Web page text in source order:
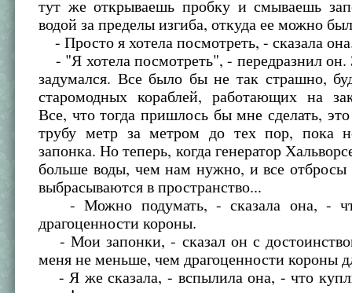
тут же открываешь пробку и смываешь
водой за пределы изгиба, откуда ее можно
- Просто я хотела посмотреть, - сказала
- "Я хотела посмотреть", - передразнил он.
задумался. Все было бы не так страшно,
старомодных кораблей, работающих на
Все, что тогда пришлось бы мне сделать,
трубу метр за метром до тех пор, пока
запонка. Но теперь, когда генератор
больше воды, чем нам нужно, и все отбросы
выбрасываются в пространство...
- Можно подумать, - сказала она, -
драгоценности короны.
- Мои запонки, - сказал он с
меня не меньше, чем драгоценности короны
- Я же сказала, - вспылила она, - что